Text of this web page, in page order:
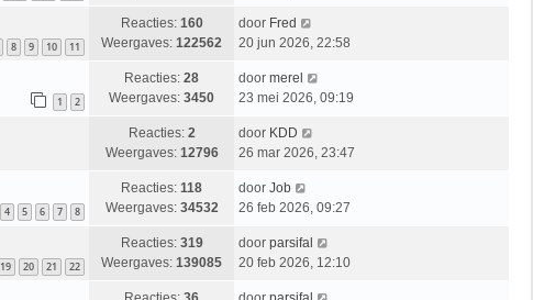
8 9 10 11
Reacties: 160
Weergaves: 122562
door Fred
20 jun 2026, 22:58
1 2
Reacties: 28
Weergaves: 3450
door merel
23 mei 2026, 09:19
Reacties: 2
Weergaves: 12796
door KDD
26 mar 2026, 23:47
4 5 6 7 8
Reacties: 118
Weergaves: 34532
door Job
26 feb 2026, 09:27
19 20 21 22
Reacties: 319
Weergaves: 139085
door parsifal
20 feb 2026, 12:10